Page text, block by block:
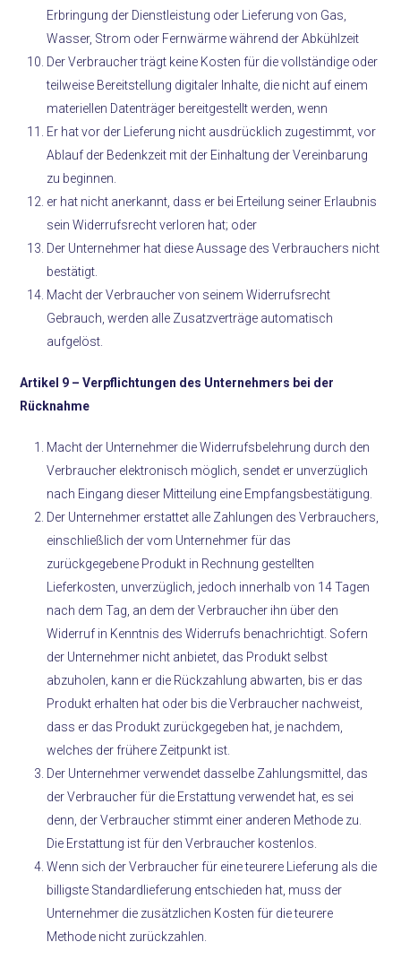
Erbringung der Dienstleistung oder Lieferung von Gas,
Wasser, Strom oder Fernwärme während der Abkühlzeit
Der Verbraucher trägt keine Kosten für die vollständige oder
teilweise Bereitstellung digitaler Inhalte, die nicht auf einem
materiellen Datenträger bereitgestellt werden, wenn
Er hat vor der Lieferung nicht ausdrücklich zugestimmt, vor
Ablauf der Bedenkzeit mit der Einhaltung der Vereinbarung
zu beginnen.
er hat nicht anerkannt, dass er bei Erteilung seiner Erlaubnis
sein Widerrufsrecht verloren hat; oder
Der Unternehmer hat diese Aussage des Verbrauchers nicht
bestätigt.
Macht der Verbraucher von seinem Widerrufsrecht
Gebrauch, werden alle Zusatzverträge automatisch
aufgelöst.
Artikel 9 – Verpflichtungen des Unternehmers bei der
Rücknahme
Macht der Unternehmer die Widerrufsbelehrung durch den
Verbraucher elektronisch möglich, sendet er unverzüglich
nach Eingang dieser Mitteilung eine Empfangsbestätigung.
Der Unternehmer erstattet alle Zahlungen des Verbrauchers,
einschließlich der vom Unternehmer für das
zurückgegebene Produkt in Rechnung gestellten
Lieferkosten, unverzüglich, jedoch innerhalb von 14 Tagen
nach dem Tag, an dem der Verbraucher ihn über den
Widerruf in Kenntnis des Widerrufs benachrichtigt. Sofern
der Unternehmer nicht anbietet, das Produkt selbst
abzuholen, kann er die Rückzahlung abwarten, bis er das
Produkt erhalten hat oder bis die Verbraucher nachweist,
dass er das Produkt zurückgegeben hat, je nachdem,
welches der frühere Zeitpunkt ist.
Der Unternehmer verwendet dasselbe Zahlungsmittel, das
der Verbraucher für die Erstattung verwendet hat, es sei
denn, der Verbraucher stimmt einer anderen Methode zu.
Die Erstattung ist für den Verbraucher kostenlos.
Wenn sich der Verbraucher für eine teurere Lieferung als die
billigste Standardlieferung entschieden hat, muss der
Unternehmer die zusätzlichen Kosten für die teurere
Methode nicht zurückzahlen.